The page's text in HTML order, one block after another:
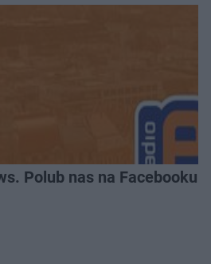
Polub nas na Facebooku!